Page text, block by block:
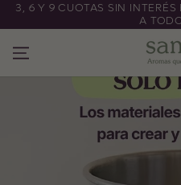
IR AL CONTENIDO
3, 6 Y 9 CUOTAS SIN
A